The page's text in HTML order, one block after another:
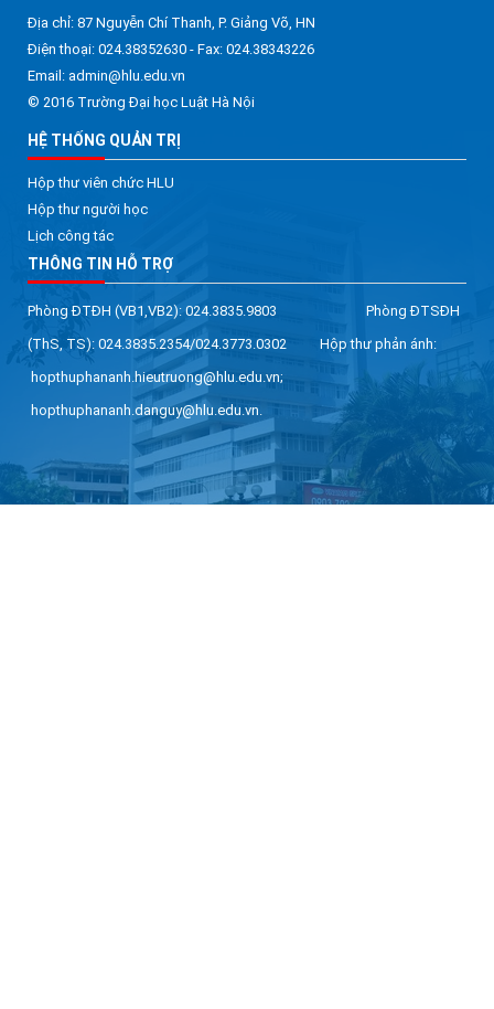
Địa chỉ: 87 Nguyễn Chí Thanh, P. Giảng Võ, HN
Điện thoại: 024.38352630 - Fax: 024.38343226
Email: admin@hlu.edu.vn
© 2016 Trường Đại học Luật Hà Nội
HỆ THỐNG QUẢN TRỊ
Hộp thư viên chức HLU
Hộp thư người học
Lịch công tác
THÔNG TIN HỖ TRỢ
Phòng ĐTĐH (VB1,VB2): 024.3835.9803 Phòng ĐTSĐH
(ThS, TS): 024.3835.2354/024.3773.0302 Hộp thư phản ánh:
hopthuphananh.hieutruong@hlu.edu.vn;
hopthuphananh.danguy@hlu.edu.vn.